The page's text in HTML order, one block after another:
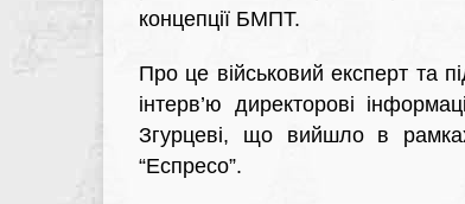
концепції БМПТ.
Про це військовий експерт та
інтерв’ю директорові
Згурцеві, що вийшло в
“Еспресо”.